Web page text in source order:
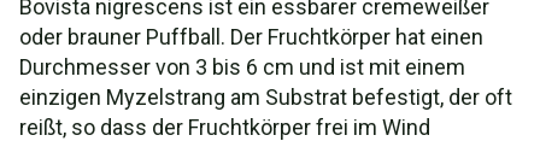
Bovista nigrescens ist ein essbarer cremeweißer
oder brauner Puffball. Der Fruchtkörper hat einen
Durchmesser von 3 bis 6 cm und ist mit einem
einzigen Myzelstrang am Substrat befestigt, der oft
reißt, so dass der Fruchtkörper frei im Wind